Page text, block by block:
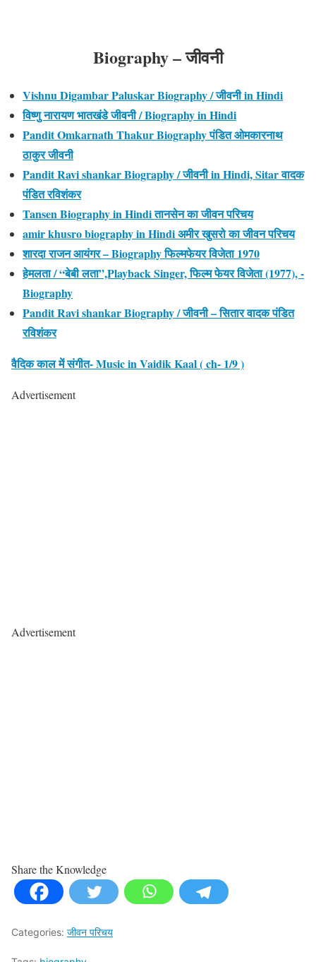
Biography – जीवनी
Vishnu Digambar Paluskar Biography / जीवनी in Hindi
विष्णु नारायण भातखंडे जीवनी / Biography in Hindi
Pandit Omkarnath Thakur Biography पंडित ओमकारनाथ
ठाकुर जीवनी
Pandit Ravi shankar Biography / जीवनी in Hindi, Sitar वादक
पंडित रविशंकर
Tansen Biography in Hindi तानसेन का जीवन परिचय
amir khusro biography in Hindi अमीर खुसरो का जीवन परिचय
शारदा राजन आयंगर – Biography फिल्मफेयर विजेता 1970
हेमलता / “बेबी लता”,Playback Singer, फिल्म फेयर विजेता (1977), -
Biography
Pandit Ravi shankar Biography / जीवनी – सितार वादक पंडित
रविशंकर
वैदिक काल में संगीत- Music in Vaidik Kaal ( ch- 1/9 )
Advertisement
Advertisement
Share the Knowledge
Categories: जीवन परिचय